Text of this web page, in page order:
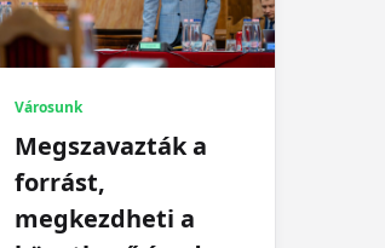
Városunk
Megszavazták a
forrást,
megkezdheti a